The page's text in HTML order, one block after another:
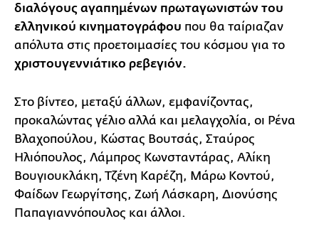
διαλόγους αγαπημένων πρωταγωνιστών του
ελληνικού κινηματογράφου που θα ταίριαζαν
απόλυτα στις προετοιμασίες του κόσμου για το
χριστουγεννιάτικο ρεβεγιόν.
Στο βίντεο, μεταξύ άλλων, εμφανίζοντας,
προκαλώντας γέλιο αλλά και μελαγχολία, οι Ρένα
Βλαχοπούλου, Κώστας Βουτσάς, Σταύρος
Ηλιόπουλος, Λάμπρος Κωνσταντάρας, Αλίκη
Βουγιουκλάκη, Τζένη Καρέζη, Μάρω Κοντού,
Φαίδων Γεωργίτσης, Ζωή Λάσκαρη, Διονύσης
Παπαγιαννόπουλος και άλλοι.